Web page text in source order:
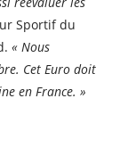
Sportif du
« Nous
Cet Euro doit
en France. »